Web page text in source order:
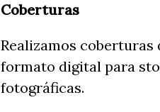
Coberturas
Realizamos
formato digital para
fotográficas.